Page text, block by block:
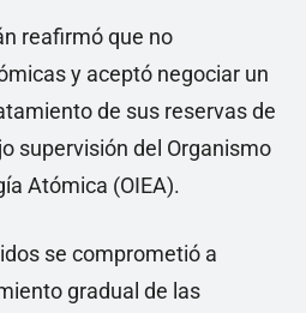
reafirmó que no
y aceptó negociar un
de sus reservas de
supervisión del Organismo
Atómica (OIEA).
se comprometió a
gradual de las